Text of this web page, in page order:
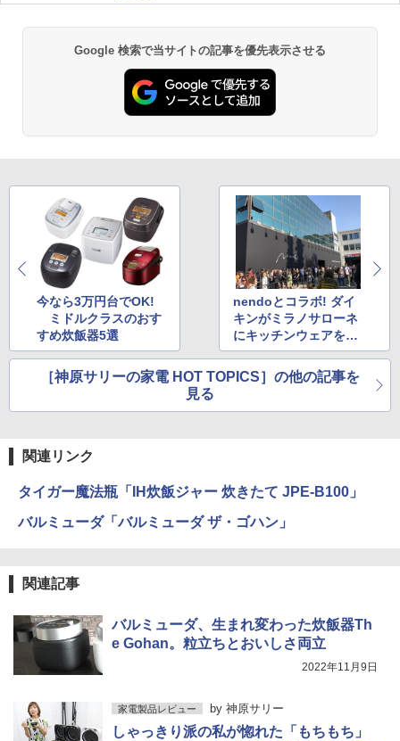
Google 検索で当サイトの記事を優先表示させる
今なら3万円台でOK!
ミドルクラスのおす
すめ炊飯器5選
nendoとコラボ! ダイ
キンがミラノサローネ
にキッチンウェアを出
展した理由
［神原サリーの家電 HOT TOPICS］の他の記事を
見る
関連リンク
タイガー魔法瓶「IH炊飯ジャー 炊きたて JPE-B100」
バルミューダ「バルミューダ ザ・ゴハン」
関連記事
バルミューダ、生まれ変わった炊飯器Th
e Gohan。粒立ちとおいしさ両立
2022年11月9日
家電製品レビュー by 神原サリー
しゃっきり派の私が惚れた「もちもち」